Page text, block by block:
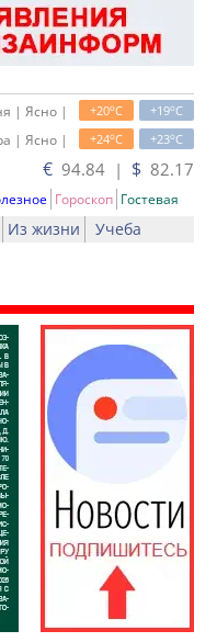
+19oC
+20oC
| Ясно |
+23oC
+24oC
| Ясно |
€ 94.84 | $ 82.17
Гороскоп Гостевая
Из жизни Учеба